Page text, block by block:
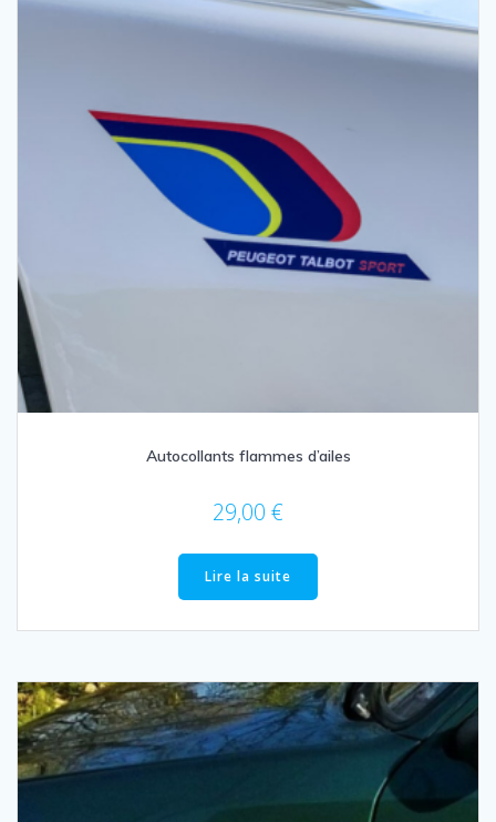
Autocollants flammes d’ailes
29,00 €
Lire la suite